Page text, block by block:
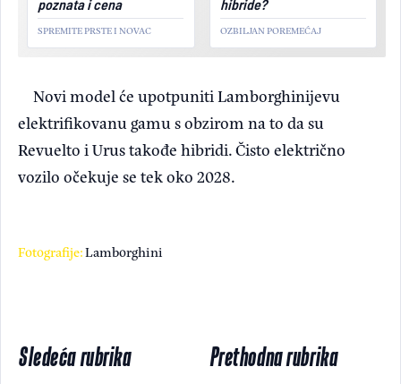
poznata i cena
SPREMITE PRSTE I NOVAC
hibride?
OZBILJAN POREMEĆAJ
Novi model će upotpuniti Lamborghinijevu
elektrifikovanu gamu s obzirom na to da su
Revuelto i Urus takođe hibridi. Čisto električno
vozilo očekuje se tek oko 2028.
Fotografije:Lamborghini
Sledeća rubrika Prethodna rubrika